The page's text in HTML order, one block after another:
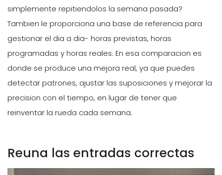
simplemente repitiendolos la semana pasada?
Tambien le proporciona una base de referencia para
gestionar el dia a dia- horas previstas, horas
programadas y horas reales. En esa comparacion es
donde se produce una mejora real, ya que puedes
detectar patrones, ajustar las suposiciones y mejorar la
precision con el tiempo, en lugar de tener que
reinventar la rueda cada semana.
Reuna las entradas correctas